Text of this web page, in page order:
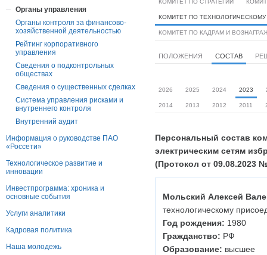
Органы управления
Органы контроля за финансово-
хозяйственной деятельностью
Рейтинг корпоративного
управления
Сведения о подконтрольных
обществах
Сведения о существенных сделках
Система управления рисками и
внутреннего контроля
Внутренний аудит
Информация о руководстве ПАО
«Россети»
Технологическое развитие и
инновации
Инвестпрограмма: хроника и
основные события
Услуги аналитики
Кадровая политика
Наша молодежь
КОМИТЕТ ПО СТРАТЕГИИ
КОМИТЕТ ПО
КОМИТЕТ ПО КАДРАМ И
ПОЛОЖЕНИЯ СОСТАВ
2026 2025 2024 2023
2014 2013 2012 2011
Персональный состав
электрическим сетям
(Протокол от 09.08.2023
Мольский Алексей
технологическому
Год рождения: 1980
Гражданство: РФ
Образование: высшее